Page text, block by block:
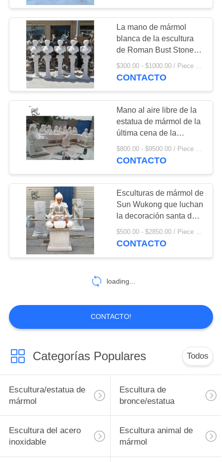
Gazebo de mármol
Columna de mármol
7
Barandilla de
5
Bañera de mármol
10
decoración moderna del
chalet
La mano de mármol
blanca de la escultura
de Roman Bust Stone
Man Head - talló
mercancías modernas
CONTACTO
Mano al aire libre de la
estatua de mármol de la
última cena de la
escultura de la iglesia
del tamaño blanco de
$800.00 - $9500.00 / Piece MOQ:1
CONTACTO
Esculturas de mármol de
Sun Wukong que luchan
la decoración santa del
hogar de rey Stone
Statue Chinese del
$500.00 - $2850.00 / Piece MOQ:1
CONTACTO
loading...
CONTACTO!
Categorías Populares Todos
Escultura/estatua de
mármol
Escultura de
bronce/estatua
Escultura del acero
inoxidable
Escultura animal de
mármol